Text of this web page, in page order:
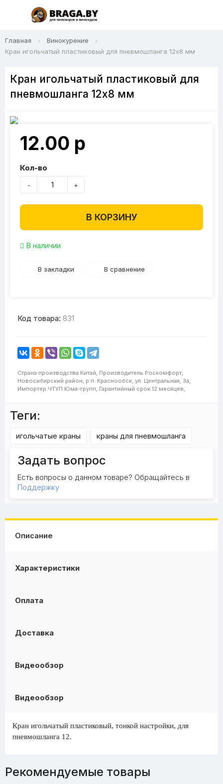
Главная
Винокурение
Кран игольчатый пластиковый для пневмошланга 12x8 мм
Кран игольчатый пластиковый для
пневмошланга 12x8 мм
12.00 р
Кол-во
- +
В КОРЗИНУ
В наличии
В закладки В сравнение
Код товара: 831
Страна производства Китай, Производитель Роскомфорт,
Новосибирский район, р.п. Краснообск, ул. Центральная, 3а,
Импортер ЧТУП Юма-групп, Гарантийный срок 12 месяцев,
Теги:
игольчатые краны краны для пневмошланга
Задать вопрос
Есть вопросы о данном товаре? Обращайтесь в
Поддержку
Описание
Характеристики
Оплата
Доставка
Видеообзор
Видеообзор
Кран игольчатый пластиковый, тонкой настройки, для
пневмошланга 12.
Рекомендуемые товары